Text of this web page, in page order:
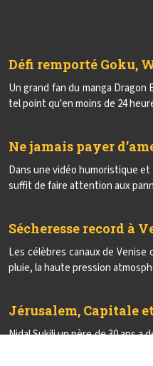
Défi remporté Goku,
Un grand fan du manga Dragon
tel point qu'en moins de 24
Ne jamais payer
Dans une vidéo humoristique et
suffit de faire attention aux
Sécheresse record à
Les célèbres canaux de
pluie, la haute pression
Jérusalem, Capitale
Nidal Sukili un père de 30 ans